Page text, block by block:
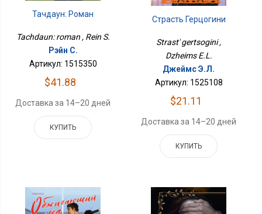
Тачдаун: Роман
Tachdaun: roman , Rein S.
Рэйн С.
Артикул: 1515350
$41.88
Доставка за 14–20 дней
КУПИТЬ
Страсть Герцогини
Strast' gertsogini ,
Dzheims E.L.
Джеймс Э.Л.
Артикул: 1525108
$21.11
Доставка за 14–20 дней
КУПИТЬ